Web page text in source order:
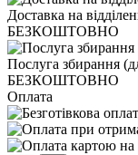
Доставка на
БЕЗКОШТОВНО
Послуга збирання
БЕЗКОШТОВНО
Оплата